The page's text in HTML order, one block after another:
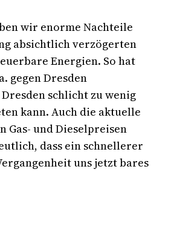
wir enorme Nachteile
absichtlich verzögerten
Energien. So hat
gegen Dresden
schlicht zu wenig
kann. Auch die aktuelle
Gas- und Dieselpreisen
dass ein schnellerer
uns jetzt bares